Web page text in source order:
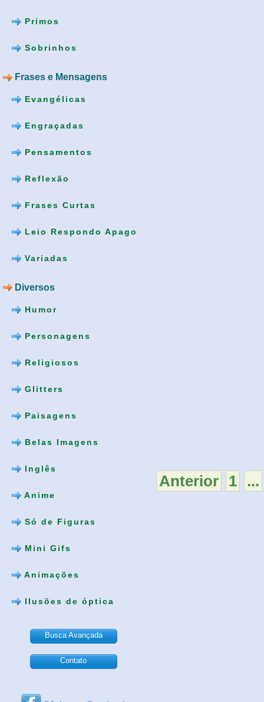
Primos
Sobrinhos
Frases e Mensagens
Evangélicas
Engraçadas
Pensamentos
Reflexão
Frases Curtas
Leio Respondo Apago
Variadas
Diversos
Humor
Personagens
Religiosos
Glitters
Paisagens
Belas Imagens
Inglês
Anime
Só de Figuras
Mini Gifs
Animações
Ilusões de óptica
Busca Avançada
Contato
Anterior 1 ...